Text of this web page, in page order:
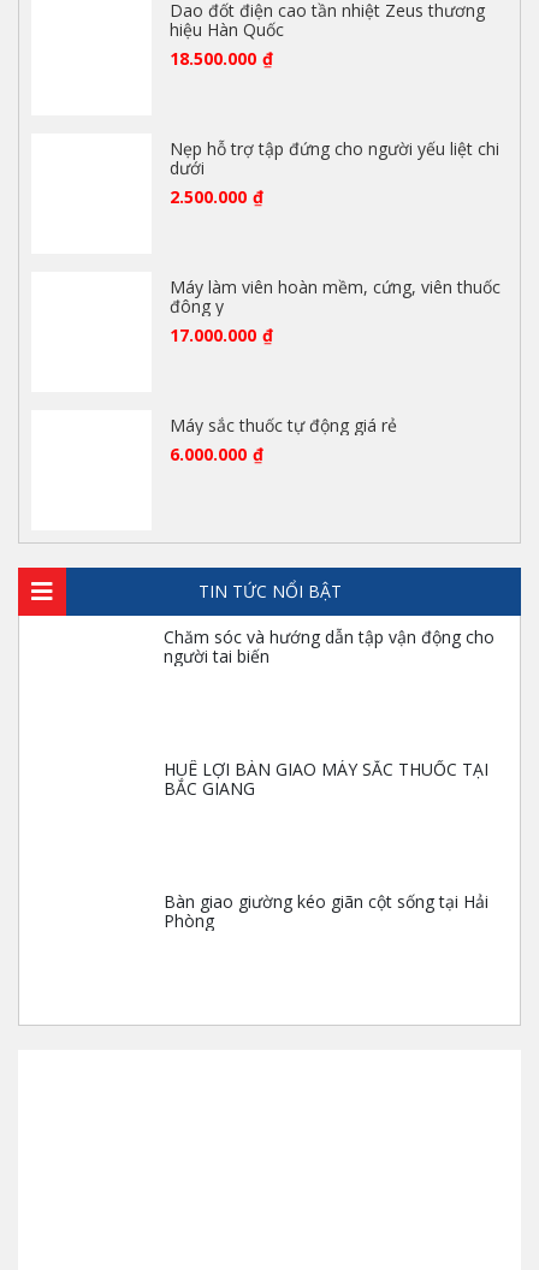
Dao đốt điện cao tần nhiệt Zeus thương
hiệu Hàn Quốc
18.500.000 ₫
Nẹp hỗ trợ tập đứng cho người yếu liệt chi
dưới
2.500.000 ₫
Máy làm viên hoàn mềm, cứng, viên thuốc
đông y
17.000.000 ₫
Máy sắc thuốc tự động giá rẻ
6.000.000 ₫
TIN TỨC NỔI BẬT
Chăm sóc và hướng dẫn tập vận động cho
người tai biến
HUÊ LỢI BÀN GIAO MÁY SẮC THUỐC TẠI
BẮC GIANG
Bàn giao giường kéo giãn cột sống tại Hải
Phòng